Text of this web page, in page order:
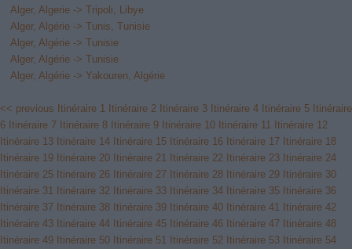
Alger, Algerie -> Tripoli, Libye
Alger, Algérie -> Tunis, Tunisie
Alger, Algérie -> Tunisie
Alger, Algérie -> Tunisie
Alger, Algérie -> Yakouren, Algérie
<< previous Itinéraire 1 Itinéraire 2 Itinéraire 3 Itinéraire 4 Itinéraire 5 Itinéraire
6 Itinéraire 7 Itinéraire 8 Itinéraire 9 Itinéraire 10 Itinéraire 11 Itinéraire 12
Itinéraire 13 Itinéraire 14 Itinéraire 15 Itinéraire 16 Itinéraire 17 Itinéraire 18
Itinéraire 19 Itinéraire 20 Itinéraire 21 Itinéraire 22 Itinéraire 23 Itinéraire 24
Itinéraire 25 Itinéraire 26 Itinéraire 27 Itinéraire 28 Itinéraire 29 Itinéraire 30
Itinéraire 31 Itinéraire 32 Itinéraire 33 Itinéraire 34 Itinéraire 35 Itinéraire 36
Itinéraire 37 Itinéraire 38 Itinéraire 39 Itinéraire 40 Itinéraire 41 Itinéraire 42
Itinéraire 43 Itinéraire 44 Itinéraire 45 Itinéraire 46 Itinéraire 47 Itinéraire 48
Itinéraire 49 Itinéraire 50 Itinéraire 51 Itinéraire 52 Itinéraire 53 Itinéraire 54